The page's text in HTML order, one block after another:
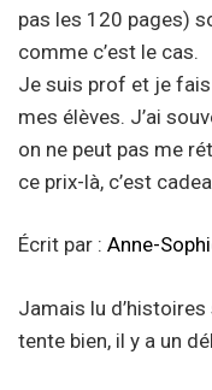
pas les 120 pages)
comme c’est le cas.
Je suis prof et je fais
mes élèves. J’ai
on ne peut pas me
ce prix-là, c’est
Écrit par : Anne-
Jamais lu
tente bien, il y a un